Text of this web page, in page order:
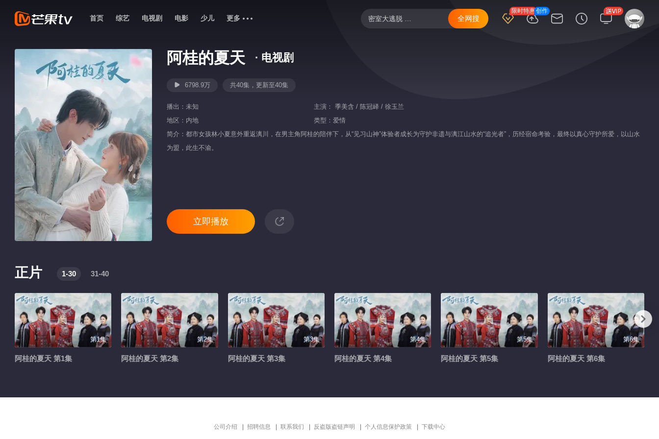
限时特惠创作
御廷谣
全网搜
首页 综艺 电视剧 电影 少儿 更多
阿桂的夏天 · 电视剧
6798.9万 共40集，更新至40集
播出： 未知 主演： 季美含 / 陈冠峄 / 徐玉兰
地区： 内地 类型： 爱情
简介：都市女孩林小夏意外重返漓川，在男主角阿桂的陪伴下，从“见习山神”体验者成长为守护非遗与漓江山水的“追光者”，历经宿命考验，最终以真心守护所爱，以山水
为盟，此生不渝。
立即播放
正片 1-30 31-40
第1集
阿桂的夏天 第1集
第2集
阿桂的夏天 第2集
第3集
阿桂的夏天 第3集
第4集
阿桂的夏天 第4集
第5集
阿桂的夏天 第5集
第6集
阿桂的夏天 第6集
公司介绍 招聘信息 联系我们 反盗版盗链声明 个人信息保护政策 下载中心